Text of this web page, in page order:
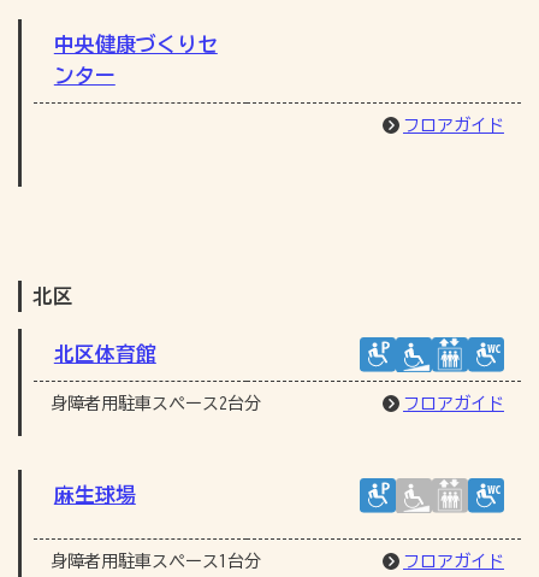
中央健康づくりセ
ンター
フロアガイド
北区
北区体育館
身障者用駐車スペース2台分 フロアガイド
麻生球場
身障者用駐車スペース1台分
フロアガイド